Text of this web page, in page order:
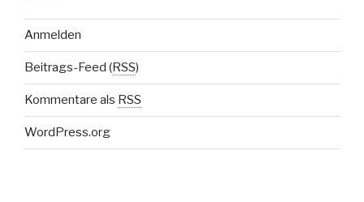
Anmelden
Beitrags-Feed (RSS)
Kommentare als RSS
WordPress.org